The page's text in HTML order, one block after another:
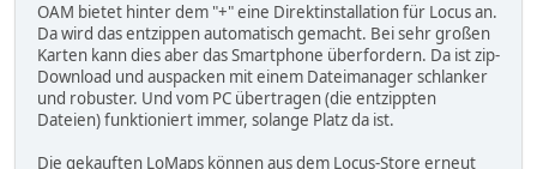
OAM bietet hinter dem "+" eine Direktinstallation für Locus an.
Da wird das entzippen automatisch gemacht. Bei sehr großen
Karten kann dies aber das Smartphone überfordern. Da ist zip-
Download und auspacken mit einem Dateimanager schlanker
und robuster. Und vom PC übertragen (die entzippten
Dateien) funktioniert immer, solange Platz da ist.
Die gekauften LoMaps können aus dem Locus-Store erneut